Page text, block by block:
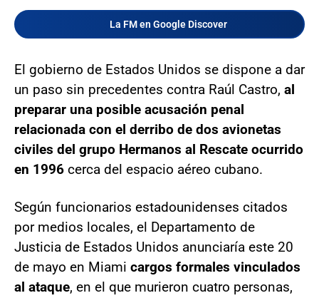
La FM en Google Discover
El gobierno de Estados Unidos se dispone a dar
un paso sin precedentes contra Raúl Castro, al
preparar una posible acusación penal
relacionada con el derribo de dos avionetas
civiles del grupo Hermanos al Rescate ocurrido
en 1996 cerca del espacio aéreo cubano.
Según funcionarios estadounidenses citados
por medios locales, el Departamento de
Justicia de Estados Unidos anunciaría este 20
de mayo en Miami cargos formales vinculados
al ataque, en el que murieron cuatro personas,